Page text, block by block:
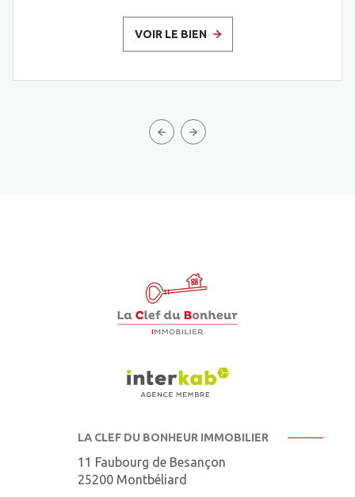
VOIR LE BIEN
LA CLEF DU BONHEUR IMMOBILIER
11 Faubourg de Besançon
25200 Montbéliard